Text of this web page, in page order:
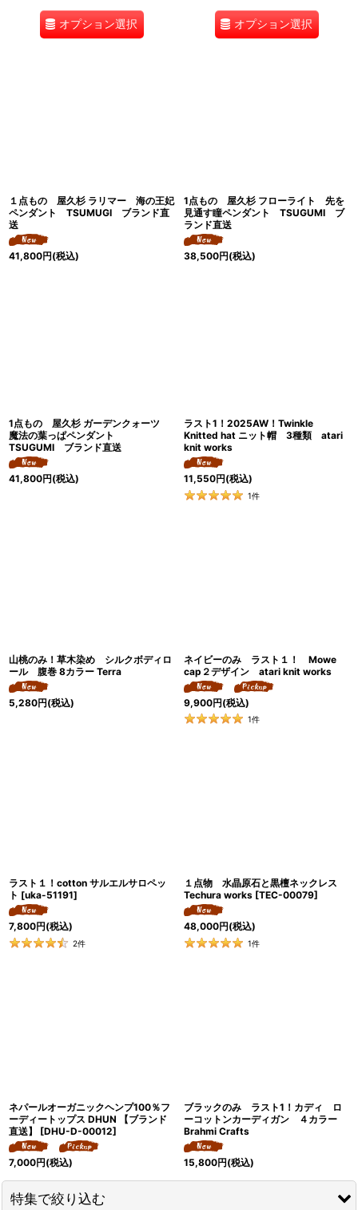
オプション選択 オプション選択
１点もの 屋久杉 ラリマー 海の王妃
ペンダント TSUMUGI ブランド直
送
41,800円(税込)
1点もの 屋久杉 フローライト 先を
見通す瞳ペンダント TSUGUMI ブ
ランド直送
38,500円(税込)
1点もの 屋久杉 ガーデンクォーツ
魔法の葉っぱペンダント
TSUGUMI ブランド直送
41,800円(税込)
ラスト1！2025AW！Twinkle
Knitted hat ニット帽 3種類 atari
knit works
11,550円(税込)
1件
山桃のみ！草木染め シルクボディロ
ール 腹巻 8カラー Terra
5,280円(税込)
ネイビーのみ ラスト１！ Mowe
cap２デザイン atari knit works
9,900円(税込)
1件
ラスト１！cotton サルエルサロペッ
ト [uka-51191]
7,800円(税込)
2件
１点物 水晶原石と黒檀ネックレス
Techura works [TEC-00079]
48,000円(税込)
1件
ネパールオーガニックヘンプ100％フ
ーディートップス DHUN 【ブランド
直送】
[DHU-D-00012]
7,000円(税込)
ブラックのみ ラスト1！カディ ロ
ーコットンカーディガン ４カラー
Brahmi Crafts
15,800円(税込)
特集で絞り込む